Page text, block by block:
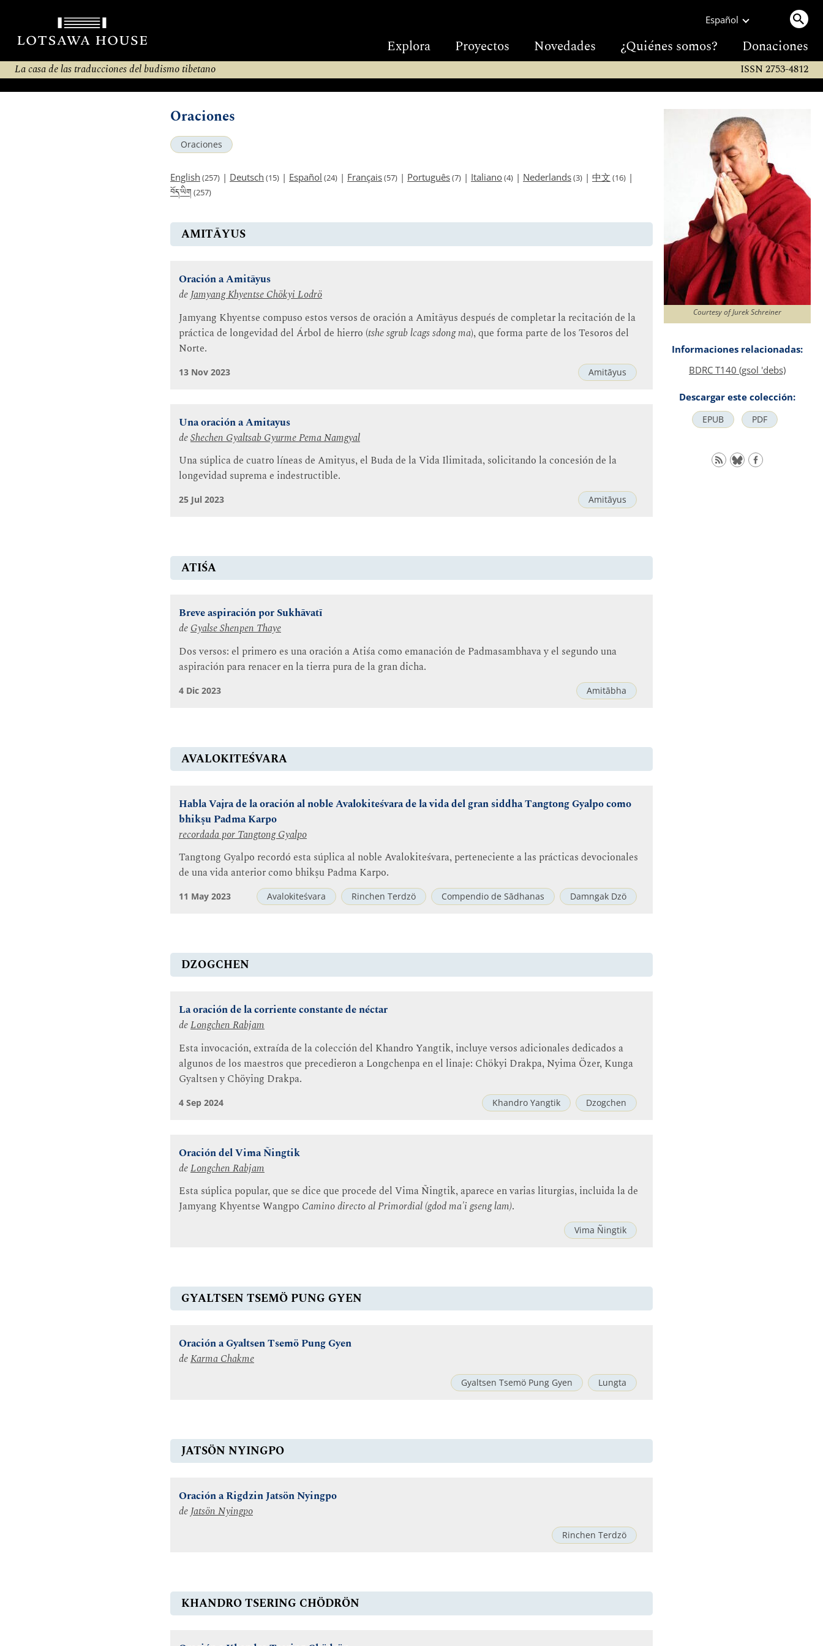
Español
Explora Proyectos Novedades ¿Quiénes somos? Donaciones
La casa de las traducciones del budismo tibetano ISSN 2753-4812
Oraciones
Oraciones
English (257) | Deutsch (15) | Español (24) | Français(57) | Português(7) | Italiano(4) | Nederlands(3) | 中文 (16) |
བོད་ཡིག (257)
AMITĀYUS
Oración a Amitāyus
deJamyang Khyentse Chökyi Lodrö
Jamyang Khyentse compuso estos versos de oración a Amitāyus después de completar la recitación de la
práctica de longevidad del Árbol de hierro (tshe sgrub lcags sdong ma), que forma parte de los Tesoros del
Norte.
Amitāyus
13 Nov 2023
Una oración a Amitayus
deShechen Gyaltsab Gyurme Pema Namgyal
Una súplica de cuatro líneas de Amityus, el Buda de la Vida Ilimitada, solicitando la concesión de la
longevidad suprema e indestructible.
Amitāyus
25 Jul 2023
ATIŚA
Breve aspiración por Sukhāvatī
deGyalse Shenpen Thaye
Dos versos: el primero es una oración a Atiśa como emanación de Padmasambhava y el segundo una
aspiración para renacer en la tierra pura de la gran dicha.
Amitābha
4 Dic 2023
AVALOKITEŚVARA
Habla Vajra de la oración al noble Avalokiteśvara de la vida del gran siddha Tangtong Gyalpo como
bhikṣu Padma Karpo
recordada porTangtong Gyalpo
Tangtong Gyalpo recordó esta súplica al noble Avalokiteśvara, perteneciente a las prácticas devocionales
de una vida anterior como bhikṣu Padma Karpo.
Avalokiteśvara Rinchen Terdzö Compendio de Sādhanas Damngak Dzö
11 May 2023
DZOGCHEN
La oración de la corriente constante de néctar
deLongchen Rabjam
Esta invocación, extraída de la colección del Khandro Yangtik, incluye versos adicionales dedicados a
algunos de los maestros que precedieron a Longchenpa en el linaje: Chökyi Drakpa, Nyima Özer, Kunga
Gyaltsen y Chöying Drakpa.
Khandro Yangtik Dzogchen
4 Sep 2024
Oración del Vima Ñingtik
deLongchen Rabjam
Esta súplica popular, que se dice que procede del Vima Ñingtik, aparece en varias liturgias, incluida la de
Jamyang Khyentse Wangpo Camino directo al Primordial (gdod ma'i gseng lam).
Vima Ñingtik
GYALTSEN TSEMÖ PUNG GYEN
Oración a Gyaltsen Tsemö Pung Gyen
deKarma Chakme
Gyaltsen Tsemö Pung Gyen Lungta
JATSÖN NYINGPO
Oración a Rigdzin Jatsön Nyingpo
deJatsön Nyingpo
Rinchen Terdzö
KHANDRO TSERING CHÖDRÖN
Courtesy of Jurek Schreiner
Informaciones relacionadas:
BDRC T140 (gsol 'debs)
Descargar este colección:
EPUB PDF